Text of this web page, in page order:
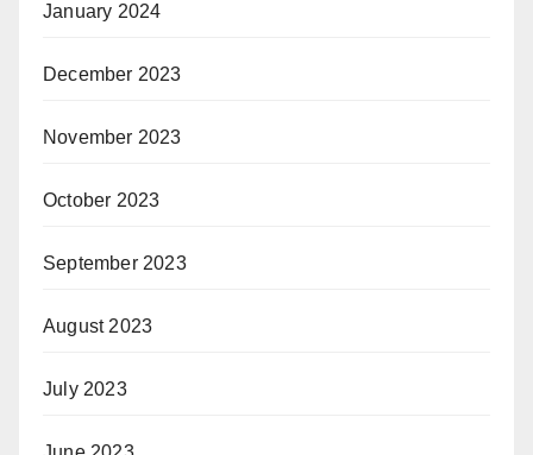
January 2024
December 2023
November 2023
October 2023
September 2023
August 2023
July 2023